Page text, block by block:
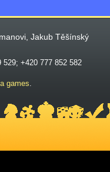
Jakub Těšínský
529; +420 777 852 582
games.